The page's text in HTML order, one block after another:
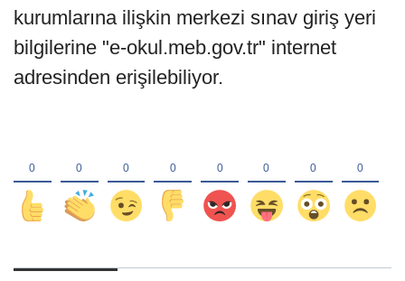
kurumlarına ilişkin merkezi sınav giriş yeri
bilgilerine "e-okul.meb.gov.tr" internet
adresinden erişilebiliyor.